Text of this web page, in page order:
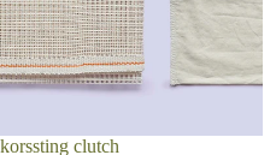
korssting clutch